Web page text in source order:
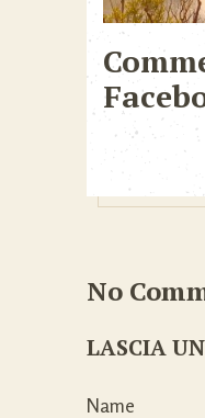
No
LASCIA
Name